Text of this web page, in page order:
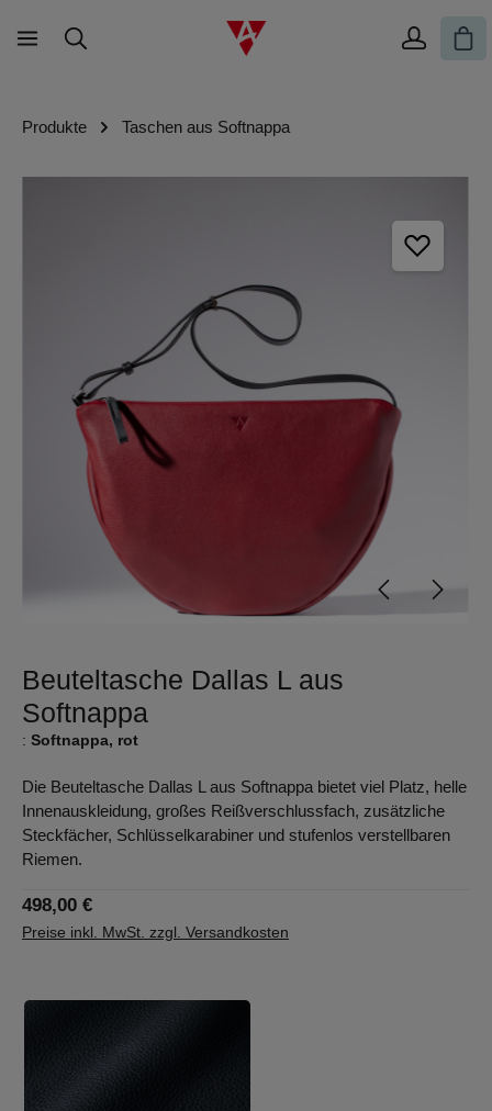
Zum Hauptinhalt springen
Produkte Taschen aus Softnappa
Beuteltasche Dallas L aus
Softnappa
: Softnappa, rot
Die Beuteltasche Dallas L aus Softnappa bietet viel Platz, helle
Innenauskleidung, großes Reißverschlussfach, zusätzliche
Steckfächer, Schlüsselkarabiner und stufenlos verstellbaren
Riemen.
498,00 €
Preise inkl. MwSt. zzgl. Versandkosten
auswählen